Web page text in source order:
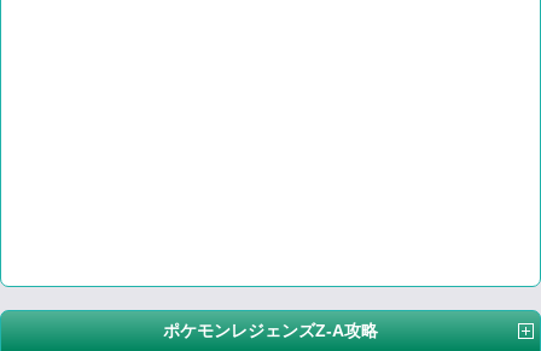
ポケモンレジェンズZ-A攻略